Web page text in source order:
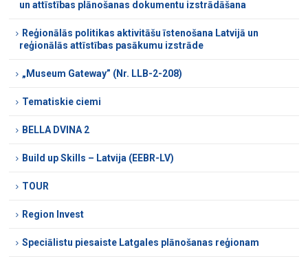
un attīstības plānošanas dokumentu izstrādāšana
Reģionālās politikas aktivitāšu īstenošana Latvijā un
reģionālās attīstības pasākumu izstrāde
„Museum Gateway” (Nr. LLB-2-208)
Tematiskie ciemi
BELLA DVINA 2
Build up Skills – Latvija (EEBR-LV)
TOUR
Region Invest
Speciālistu piesaiste Latgales plānošanas reģionam